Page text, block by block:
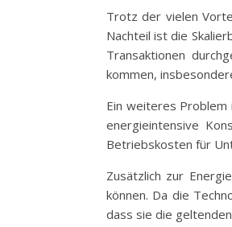
Trotz der vielen
Nachteil ist die
Transaktionen
kommen,
Ein weiteres
energieintensive
Betriebskosten für
Zusätzlich zur
können. Da die
dass sie die